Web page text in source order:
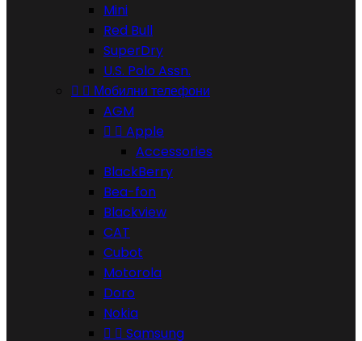
Mini
Red Bull
SuperDry
U.S. Polo Assn.
  Мобилни телефони
AGM
  Apple
Accessories
BlackBerry
Bea-fon
Blackview
CAT
Cubot
Motorola
Doro
Nokia
  Samsung